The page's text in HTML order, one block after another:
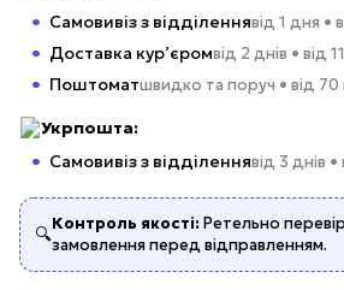
Самовивіз з відділеннявід 1 дня •
Доставка кур’єромвід 2 днів • від
Поштоматшвидко та поруч • від 70
Укрпошта:
Самовивіз з відділеннявід 3 днів
🔍
Контроль якості: Ретельно
замовлення перед відправленням.